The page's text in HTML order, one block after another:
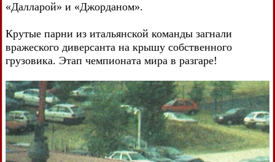
«Далларой» и «Джорданом».
Крутые парни из итальянской команды загнали
вражеского диверсанта на крышу собственного
грузовика. Этап чемпионата мира в разгаре!